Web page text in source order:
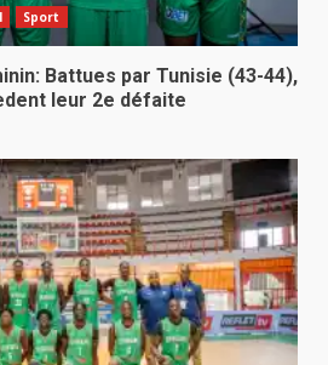
Sport
Battues par Tunisie (43-44),
leur 2e défaite